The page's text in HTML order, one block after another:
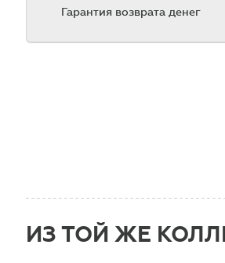
Гарантия возврата денег
ИЗ ТОЙ ЖЕ